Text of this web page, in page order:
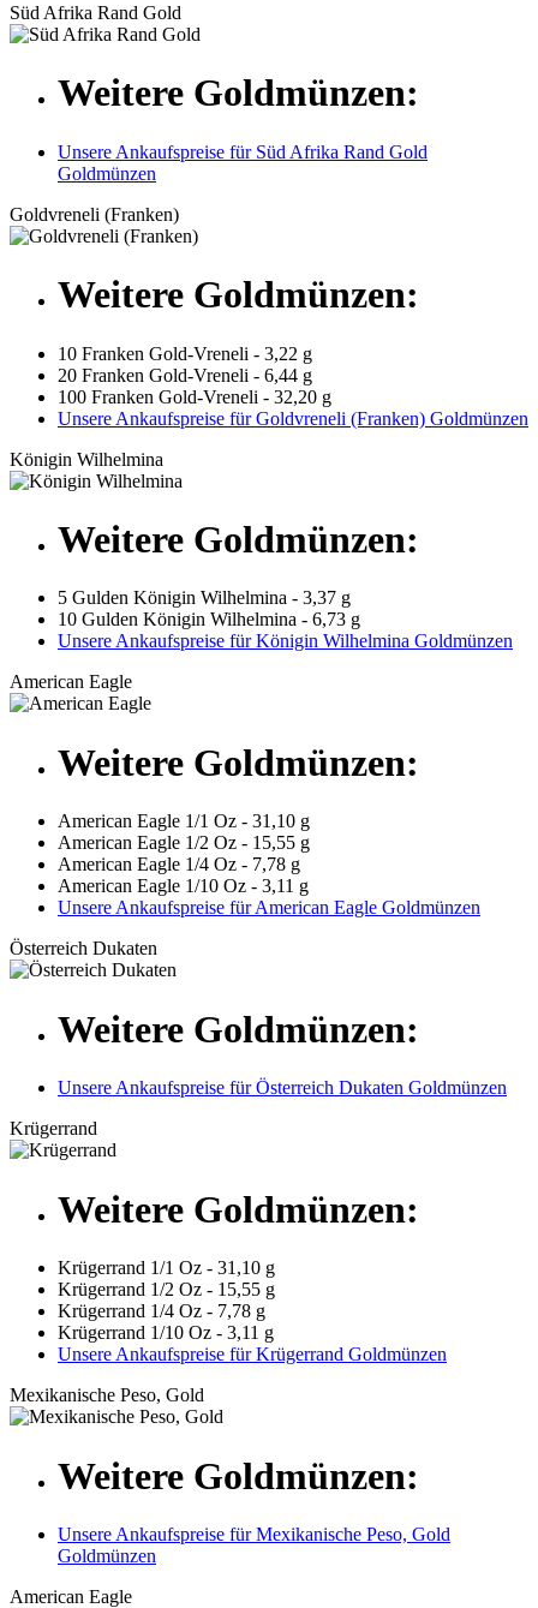
Süd Afrika Rand Gold
Weitere Goldmünzen:
Unsere Ankaufspreise für Süd Afrika Rand Gold
Goldmünzen
Goldvreneli (Franken)
Weitere Goldmünzen:
10 Franken Gold-Vreneli - 3,22 g
20 Franken Gold-Vreneli - 6,44 g
100 Franken Gold-Vreneli - 32,20 g
Unsere Ankaufspreise für Goldvreneli (Franken) Goldmünzen
Königin Wilhelmina
Weitere Goldmünzen:
5 Gulden Königin Wilhelmina - 3,37 g
10 Gulden Königin Wilhelmina - 6,73 g
Unsere Ankaufspreise für Königin Wilhelmina Goldmünzen
American Eagle
Weitere Goldmünzen:
American Eagle 1/1 Oz - 31,10 g
American Eagle 1/2 Oz - 15,55 g
American Eagle 1/4 Oz - 7,78 g
American Eagle 1/10 Oz - 3,11 g
Unsere Ankaufspreise für American Eagle Goldmünzen
Österreich Dukaten
Weitere Goldmünzen:
Unsere Ankaufspreise für Österreich Dukaten Goldmünzen
Krügerrand
Weitere Goldmünzen:
Krügerrand 1/1 Oz - 31,10 g
Krügerrand 1/2 Oz - 15,55 g
Krügerrand 1/4 Oz - 7,78 g
Krügerrand 1/10 Oz - 3,11 g
Unsere Ankaufspreise für Krügerrand Goldmünzen
Mexikanische Peso, Gold
Weitere Goldmünzen:
Unsere Ankaufspreise für Mexikanische Peso, Gold
Goldmünzen
American Eagle